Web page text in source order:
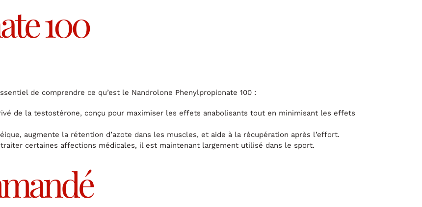
100
de comprendre ce qu’est le Nandrolone Phenylpropionate 100 :
de la testostérone, conçu pour maximiser les effets anabolisants tout en minimisant les effets
augmente la rétention d’azote dans les muscles, et aide à la récupération après l’effort.
certaines affections médicales, il est maintenant largement utilisé dans le sport.